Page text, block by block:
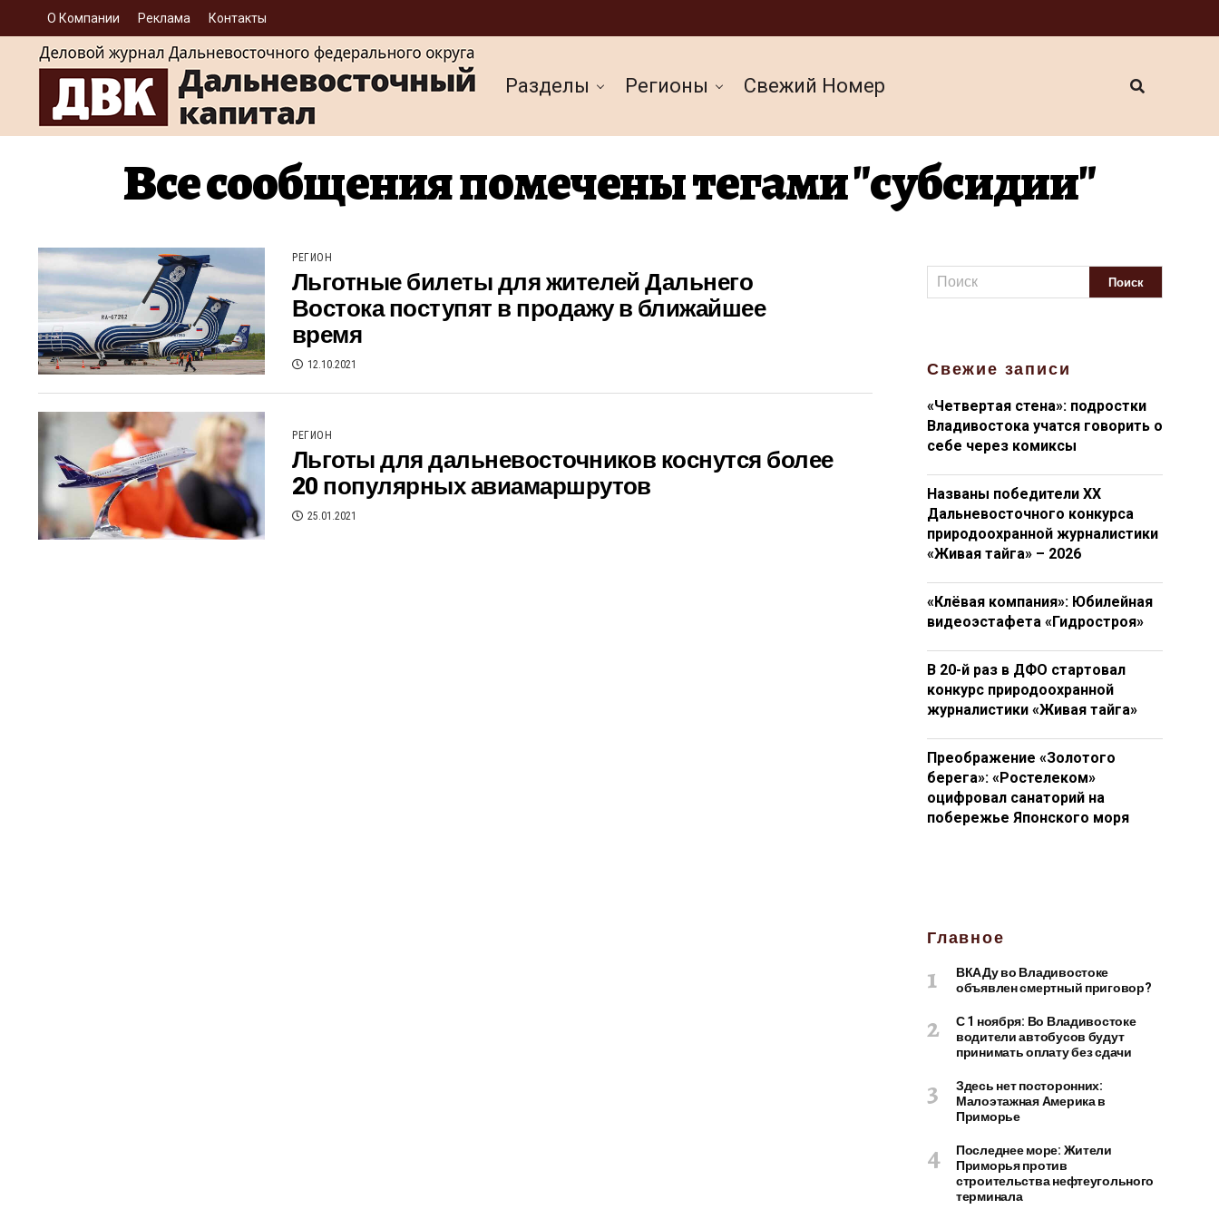
О Компании Реклама Контакты
Разделы Регионы Cвежий Номер
Все сообщения помечены тегами "субсидии"
РЕГИОН
Льготные билеты для жителей Дальнего
Востока поступят в продажу в ближайшее
время
12.10.2021
РЕГИОН
Льготы для дальневосточников коснутся более
20 популярных авиамаршрутов
25.01.2021
Свежие записи
«Четвертая стена»: подростки
Владивостока учатся говорить о
себе через комиксы
Названы победители XX
Дальневосточного конкурса
природоохранной журналистики
«Живая тайга» – 2026
«Клёвая компания»: Юбилейная
видеоэстафета «Гидростроя»
В 20-й раз в ДФО стартовал
конкурс природоохранной
журналистики «Живая тайга»
Преображение «Золотого
берега»: «Ростелеком»
оцифровал санаторий на
побережье Японского моря
Главное
ВКАДу во Владивостоке
объявлен смертный приговор?
С 1 ноября: Во Владивостоке
водители автобусов будут
принимать оплату без сдачи
Здесь нет посторонних:
Малоэтажная Америка в
Приморье
Последнее море: Жители
Приморья против
строительства нефтеугольного
терминала